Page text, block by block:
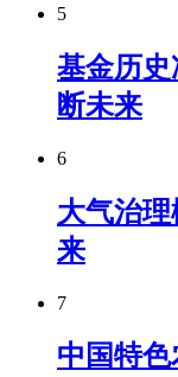
5
基金历史
断未来
6
大气治
来
7
中国特